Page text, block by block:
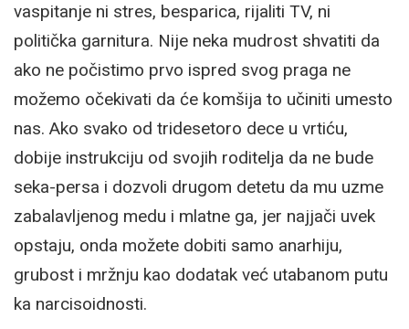
vaspitanje ni stres, besparica, rijaliti TV, ni
politička garnitura. Nije neka mudrost shvatiti da
ako ne počistimo prvo ispred svog praga ne
možemo očekivati da će komšija to učiniti umesto
nas. Ako svako od tridesetoro dece u vrtiću,
dobije instrukciju od svojih roditelja da ne bude
seka-persa i dozvoli drugom detetu da mu uzme
zabalavljenog medu i mlatne ga, jer najjači uvek
opstaju, onda možete dobiti samo anarhiju,
grubost i mržnju kao dodatak već utabanom putu
ka narcisoidnosti.